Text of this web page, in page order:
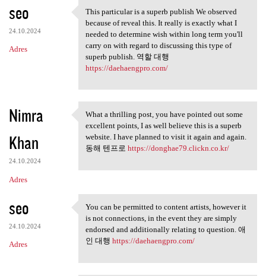
seo
24.10.2024
Adres
This particular is a superb
This particular is a superb publish We observed
because of reveal this. It really is exactly what I
needed to determine wish within long term you'll
carry on with regard to discussing this type of
superb publish. 역할 대행
https://daehaengpro.com/
Nimra
Khan
24.10.2024
Adres
What a thrilling post, you
What a thrilling post, you have pointed out some
excellent points, I as well believe this is a superb
website. I have planned to visit it again and again.
동해 텐프로 https://donghae79.clickn.co.kr/
seo
24.10.2024
Adres
You can be permitted to
You can be permitted to content artists, however it
is not connections, in the event they are simply
endorsed and additionally relating to question. 애
인 대행 https://daehaengpro.com/